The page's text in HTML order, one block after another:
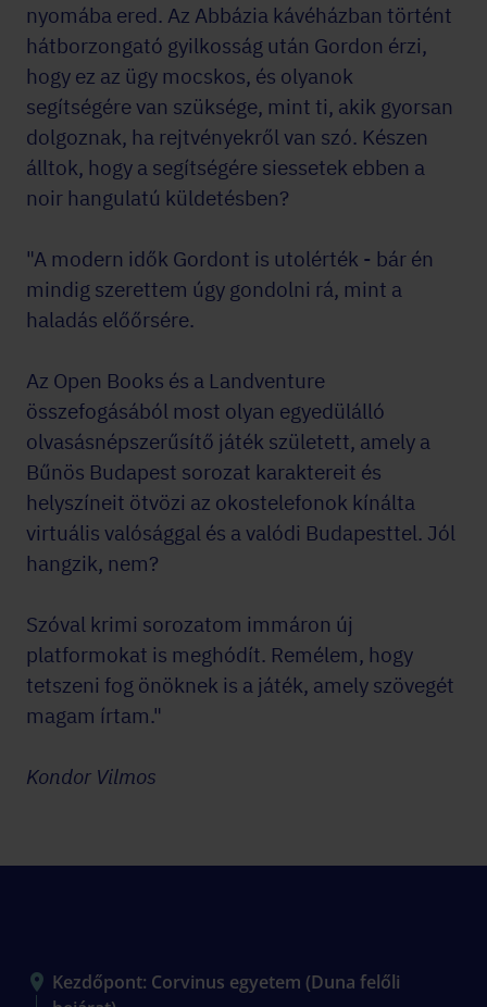
nyomába ered. Az Abbázia kávéházban történt
hátborzongató gyilkosság után Gordon érzi,
hogy ez az ügy mocskos, és olyanok
segítségére van szüksége, mint ti, akik gyorsan
dolgoznak, ha rejtvényekről van szó. Készen
álltok, hogy a segítségére siessetek ebben a
noir hangulatú küldetésben?
"A modern idők Gordont is utolérték - bár én
mindig szerettem úgy gondolni rá, mint a
haladás előőrsére.
Az Open Books és a Landventure
összefogásából most olyan egyedülálló
olvasásnépszerűsítő játék született, amely a
Bűnös Budapest sorozat karaktereit és
helyszíneit ötvözi az okostelefonok kínálta
virtuális valósággal és a valódi Budapesttel. Jól
hangzik, nem?
Szóval krimi sorozatom immáron új
platformokat is meghódít. Remélem, hogy
tetszeni fog önöknek is a játék, amely szövegét
magam írtam."
Kondor Vilmos
Kezdőpont: Corvinus egyetem (Duna felőli